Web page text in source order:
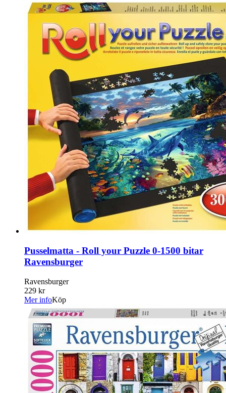
Pusselmatta - Roll your Puzzle 0-1500 bitar
Ravensburger
Ravensburger
229 kr
Mer infoKöp